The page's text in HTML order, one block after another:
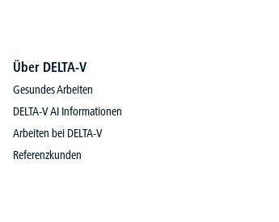
Über DELTA-V
Gesundes Arbeiten
DELTA-V AI Informationen
Arbeiten bei DELTA-V
Referenzkunden